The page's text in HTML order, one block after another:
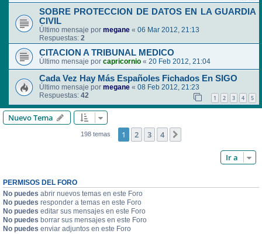
SOBRE PROTECCION DE DATOS EN LA GUARDIA
CIVIL
Último mensaje por megane « 06 Mar 2012, 21:13
Respuestas: 2
CITACION A TRIBUNAL MEDICO
Último mensaje por capricornio « 20 Feb 2012, 21:04
Cada Vez Hay Más Españoles Fichados En SIGO
Último mensaje por megane « 08 Feb 2012, 21:23
Respuestas: 42 1 2 3 4 5
Nuevo Tema
198 temas 1 2 3 4
Ir a
PERMISOS DEL FORO
No puedes abrir nuevos temas en este Foro
No puedes responder a temas en este Foro
No puedes editar sus mensajes en este Foro
No puedes borrar sus mensajes en este Foro
No puedes enviar adjuntos en este Foro